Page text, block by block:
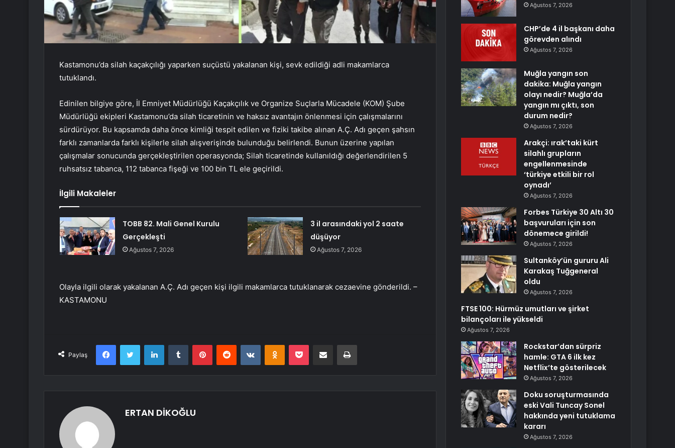
Kastamonu’da silah kaçakçılığı yaparken suçüstü yakalanan kişi, sevk edildiği adli makamlarca
tutuklandı.
Edinilen bilgiye göre, İl Emniyet Müdürlüğü Kaçakçılık ve Organize Suçlarla Mücadele (KOM) Şube
Müdürlüğü ekipleri Kastamonu’da silah ticaretinin ve haksız avantajın önlenmesi için çalışmalarını
sürdürüyor. Bu kapsamda daha önce kimliği tespit edilen ve fiziki takibe alınan A.Ç. Adı geçen şahsın
farklı zamanlarda farklı kişilerle silah alışverişinde bulunduğu belirlendi. Bunun üzerine yapılan
çalışmalar sonucunda gerçekleştirilen operasyonda; Silah ticaretinde kullanıldığı değerlendirilen 5
ruhsatsız tabanca, 112 tabanca fişeği ve 100 bin TL ele geçirildi.
İlgili Makaleler
TOBB 82. Mali Genel Kurulu
Gerçekleşti
Ağustos 7, 2026
3 il arasındaki yol 2 saate
düşüyor
Ağustos 7, 2026
Olayla ilgili olarak yakalanan A.Ç. Adı geçen kişi ilgili makamlarca tutuklanarak cezaevine gönderildi. –
KASTAMONU
Paylaş
FacebookTwitter LinkedInTumblr PinterestReddit VKontakteOdnoklassniki
Pocket E-Posta ile paylaş Yazdır
ERTAN DİKOĞLU
Ağustos 7, 2026
CHP’de 4 il başkanı daha
görevden alındı
Ağustos 7, 2026
Muğla yangın son
dakika: Muğla yangın
olayı nedir? Muğla’da
yangın mı çıktı, son
durum nedir?
Ağustos 7, 2026
Arakçi: ırak’taki kürt
silahlı grupların
engellenmesinde
‘türkiye etkili bir rol
oynadı’
Ağustos 7, 2026
Forbes Türkiye 30 Altı 30
başvuruları için son
dönemece girildi!
Ağustos 7, 2026
Sultanköy’ün gururu Ali
Karakaş Tuğgeneral
oldu
Ağustos 7, 2026
FTSE 100: Hürmüz umutları ve şirket
bilançoları ile yükseldi
Ağustos 7, 2026
Rockstar’dan sürpriz
hamle: GTA 6 ilk kez
Netflix’te gösterilecek
Ağustos 7, 2026
Doku soruşturmasında
eski Vali Tuncay Sonel
hakkında yeni tutuklama
kararı
Ağustos 7, 2026